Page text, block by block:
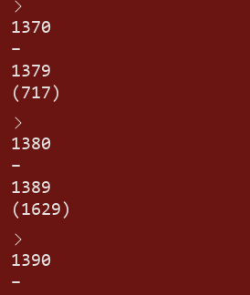
1370
–
1379
(717)
1380
–
1389
(1629)
1390
–